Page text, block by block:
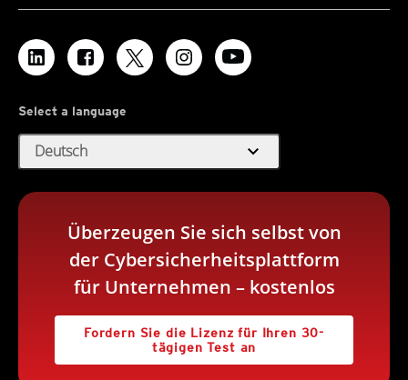
Select a language
Deutsch expand_more
Überzeugen Sie sich selbst von
der Cybersicherheitsplattform
für Unternehmen – kostenlos
Fordern Sie die Lizenz für Ihren 30-
tägigen Test an